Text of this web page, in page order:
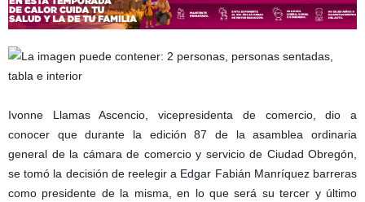
Ivonne Llamas Ascencio, vicepresidenta de comercio, dio a
conocer que durante la edición 87 de la asamblea ordinaria
general de la cámara de comercio y servicio de Ciudad Obregón,
se tomó la decisión de reelegir a Edgar Fabián Manríquez barreras
como presidente de la misma, en lo que será su tercer y último